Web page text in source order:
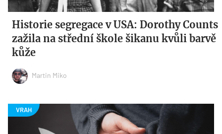
Historie segregace v USA: Dorothy Counts
zažila na střední škole šikanu kvůli barvě
kůže
Martin Miko